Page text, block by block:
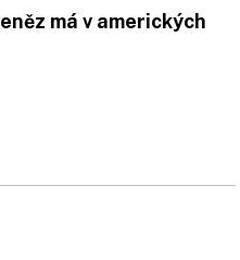
má v amerických